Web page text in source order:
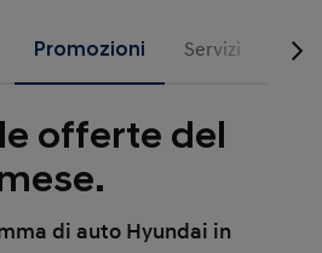
Promozioni Servizi
offerte del
di auto Hyundai in